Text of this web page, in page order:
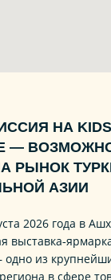
НА KIDS
—
РЫНОК
АЗИИ
2026 года в
из
в сфере